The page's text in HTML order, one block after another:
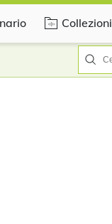
Collezioni